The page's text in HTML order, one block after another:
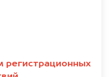
регистрационных